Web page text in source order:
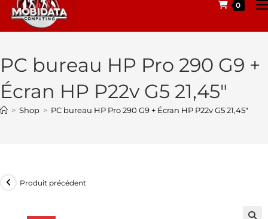
0
PC bureau HP Pro 290 G9 +
Écran HP P22v G5 21,45″
> Shop > PC bureau HP Pro 290 G9 + Écran HP P22v G5 21,45″
Produit précédent